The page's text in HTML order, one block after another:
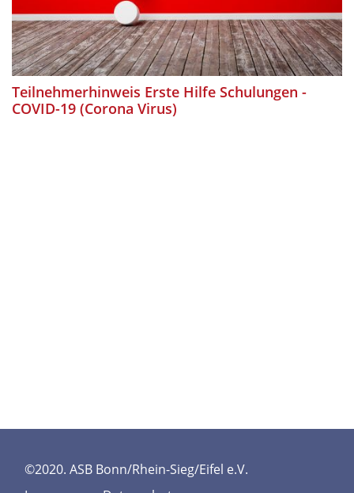
Teilnehmerhinweis Erste Hilfe Schulungen -
COVID-19 (Corona Virus)
©2020. ASB Bonn/Rhein-Sieg/Eifel e.V.